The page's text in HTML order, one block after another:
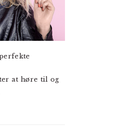
at høre til og